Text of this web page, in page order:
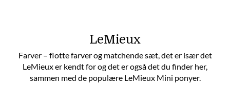
LeMieux
Farver – flotte farver og matchende sæt, det er især det
LeMieux er kendt for og det er også det du finder her,
sammen med de populære LeMieux Mini ponyer.